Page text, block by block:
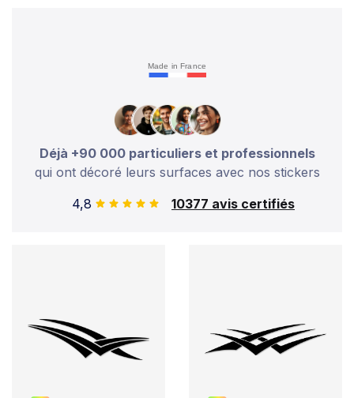
Made in France
Déjà +90 000 particuliers et professionnels
qui ont décoré leurs surfaces avec nos stickers
4,8
10377 avis certifiés